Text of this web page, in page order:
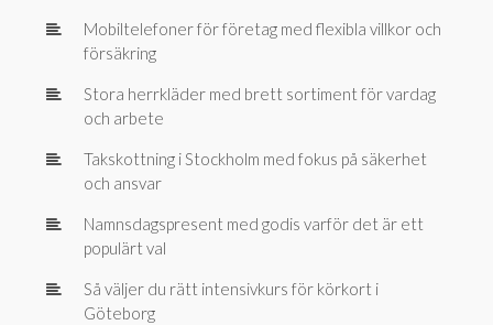
Mobiltelefoner för företag med flexibla villkor och
försäkring
Stora herrkläder med brett sortiment för vardag
och arbete
Takskottning i Stockholm med fokus på säkerhet
och ansvar
Namnsdagspresent med godis varför det är ett
populärt val
Så väljer du rätt intensivkurs för körkort i
Göteborg